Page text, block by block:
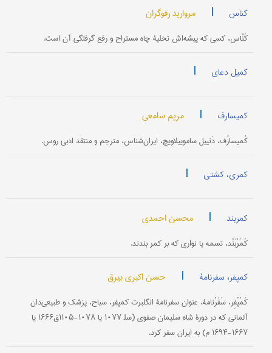
کناس | مروارید رفوگران
کَنّاس، کسی که پیشه‌اش تخلیۀ چاه مستراح و رفع گرفتگی آن است.
کمیل دعای |
کمیسارف | مریم سامعی
کُمیسارُف، دَنییل ساموییلاویچ، ایران‌شناس، مترجم و منتقد ادبی روس.
کمری، کشتی |
کمربند | محسن احمدی
کَمَرْبَنْد، تسمه یا نواری که بر کمر بندند.
کمپفر، سفرنامۀ | حسن اکبری بیرق
کَمْپْفِر، سَفَرْنامۀ، عنوان سفرنامۀ انگلبرت کمپفر، سیاح، پزشک و طبیعی‌دان
آلمانی که در دورۀ شاه سلیمان صفوی (سل‍ ۱۰۷۷ یا ۱۰۷۸-۱۱۰۵ق۱۶۶۶ یا
۱۶۶۷-۱۶۹۴ م) به ایران سفر کرد.